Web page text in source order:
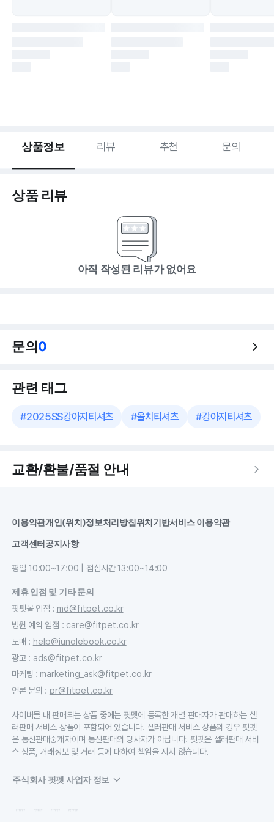
상품정보 리뷰 추천 문의
상품 리뷰
아직 작성된 리뷰가 없어요
문의0
관련 태그
#2025SS강아지티셔츠 #올치티셔츠 #강아지티셔츠
교환/환불/품절 안내
이용약관개인(위치)정보처리방침위치기반서비스 이용약관
고객센터공지사항
평일 10:00~17:00 | 점심시간 13:00~14:00
제휴 입점 및 기타 문의
핏펫몰 입점 : md@fitpet.co.kr
병원 예약 입점 : care@fitpet.co.kr
도매 : help@junglebook.co.kr
광고: ads@fitpet.co.kr
마케팅 : marketing_ask@fitpet.co.kr
언론 문의 : pr@fitpet.co.kr
사이버몰 내 판매되는 상품 중에는 핏펫에 등록한 개별 판매자가 판매하는 셀
러판매 서비스 상품이 포함되어 있습니다. 셀러판매 서비스 상품의 경우 핏펫
은 통신판매중개자이며 통신판매의 당사자가 아닙니다. 핏펫은 셀러판매 서비
스 상품, 거래정보 및 거래 등에 대하여 책임을 지지 않습니다.
주식회사 핏펫 사업자 정보